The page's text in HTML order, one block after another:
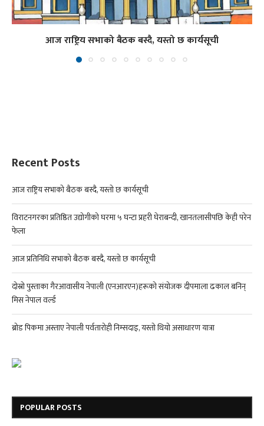
आज राष्ट्रिय सभाको बैठक बस्दै, यस्तो छ कार्यसूची
Recent Posts
आज राष्ट्रिय सभाको बैठक बस्दै, यस्तो छ कार्यसूची
विराटनगरका प्रतिष्ठित उद्योगीको घरमा ५ घन्टा प्रहरी घेराबन्दी, खानतलासीपछि केही परेन
फेला
आज प्रतिनिधि सभाको बैठक बस्दै, यस्तो छ कार्यसूची
दोस्रो पुस्ताका गैरआवासीय नेपाली (एनआरएन)हरूको संयोजक दीपमाला ढकाल बनिन्
मिस नेपाल वर्ल्ड
ब्रोड पिकमा अस्ताए नेपाली पर्वतारोही निम्सदाइ, यस्तो थियो असाधारण यात्रा
POPULAR POSTS